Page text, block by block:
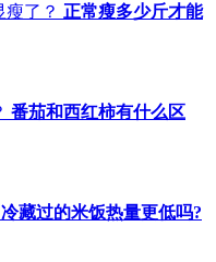
正常瘦多少斤才能
番茄和西红柿有什么区
冷藏过的米饭热量更低吗?